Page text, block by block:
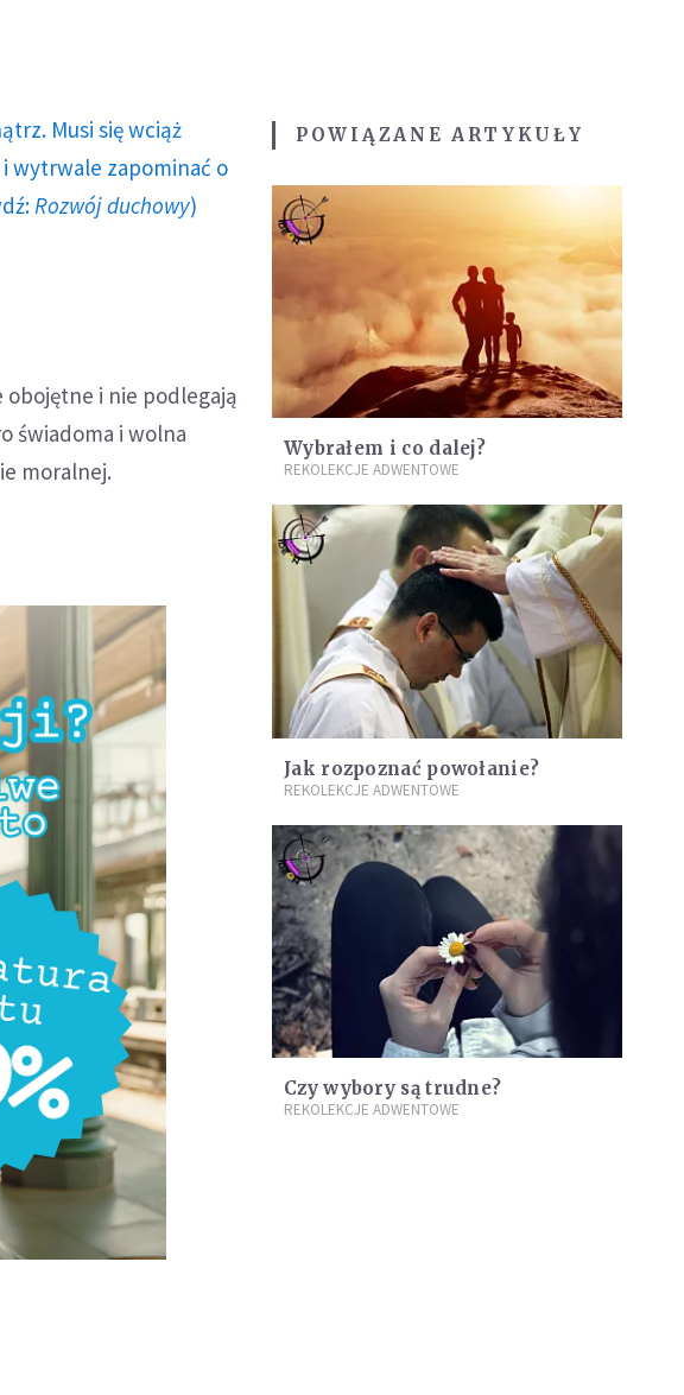
Musi się wciąż
wytrwale zapominać o
Rozwój duchowy)
i nie podlegają
świadoma i wolna
moralnej.
POWIĄZANE ARTYKUŁY
Wybrałem i co dalej?
REKOLEKCJE ADWENTOWE
Jak rozpoznać powołanie?
REKOLEKCJE ADWENTOWE
Czy wybory są trudne?
REKOLEKCJE ADWENTOWE